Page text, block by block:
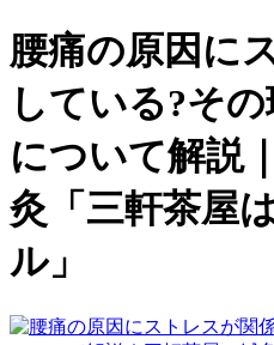
腰痛の原因に
している?そ
について解説
灸「三軒茶屋
ル」